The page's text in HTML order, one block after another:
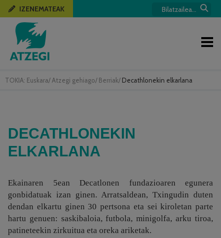
TOKIA: Euskara/ Atzegi gehiago/ Berriak/ Decathlonekin elkarlana
IZENEMATEAK
DECATHLONEKIN
ELKARLANA
Ekainaren 5ean Decatlonen fundazioaren egunera
gonbidatuak izan ginen. Arratsaldean, Txingudin duten
dendan elkartu ginen 30 pertsona eta sei kiroletan parte
hartu genuen: saskibaloia, futbola, minigolfa, arku tiroa,
patineteekin zirkuitua eta oreka ariketak.